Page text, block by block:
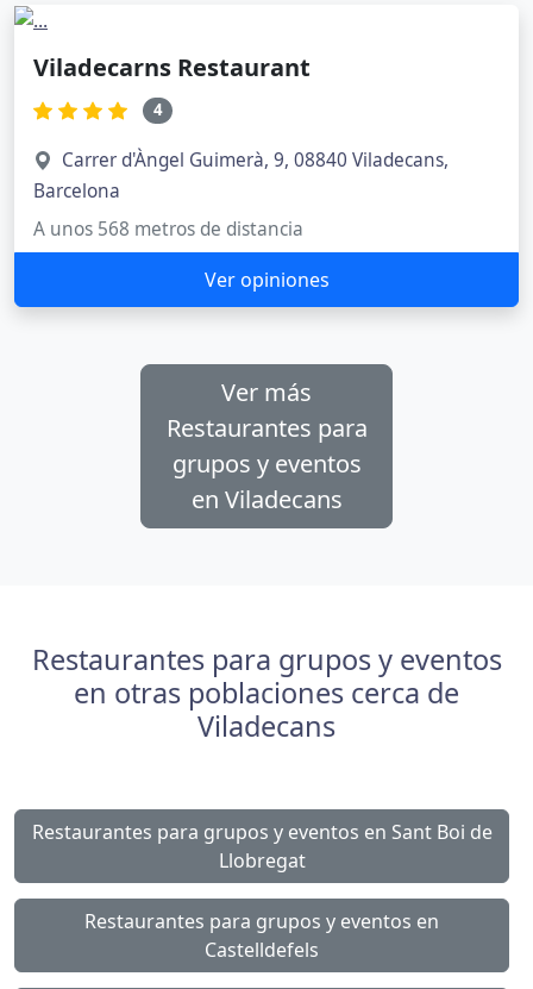
Viladecarns Restaurant
4
Carrer d'Àngel Guimerà, 9, 08840 Viladecans,
Barcelona
A unos 568 metros de distancia
Ver opiniones
Ver más
Restaurantes para
grupos y eventos
en Viladecans
Restaurantes para grupos y eventos
en otras poblaciones cerca de
Viladecans
Restaurantes para grupos y eventos en Sant Boi de
Llobregat
Restaurantes para grupos y eventos en
Castelldefels